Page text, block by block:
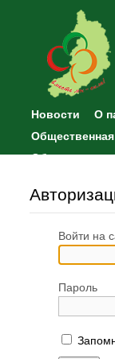
Новости О
Войти на
Пароль